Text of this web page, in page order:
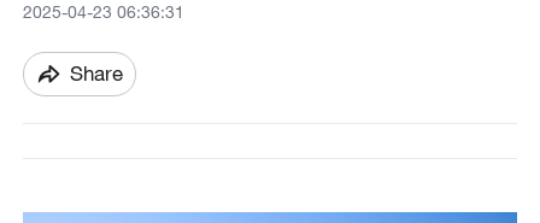
2025-04-23 06:36:31
Share